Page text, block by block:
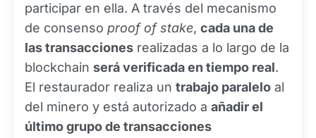
participar en ella. A través del mecanismo
de consenso proof of stake, cada una de
las transacciones realizadas a lo largo de la
blockchain será verificada en tiempo real.
El restaurador realiza un trabajo paralelo al
del minero y está autorizado a añadir el
último grupo de transacciones